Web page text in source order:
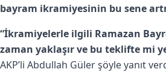
bayram ikramiyesinin bu sene
“İkramiyelerle ilgili Ramazan
zaman yaklaşır ve bu teklifte mi
AKP’li Abdullah Güler şöyle yanıt